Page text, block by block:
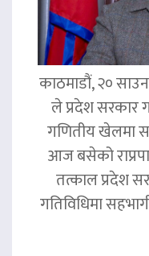
काठमाडौं, २० साउन ।
ले प्रदेश सरकार
गणितीय खेलमा
आज बसेको
तत्काल प्रदेश
गतिविधिमा